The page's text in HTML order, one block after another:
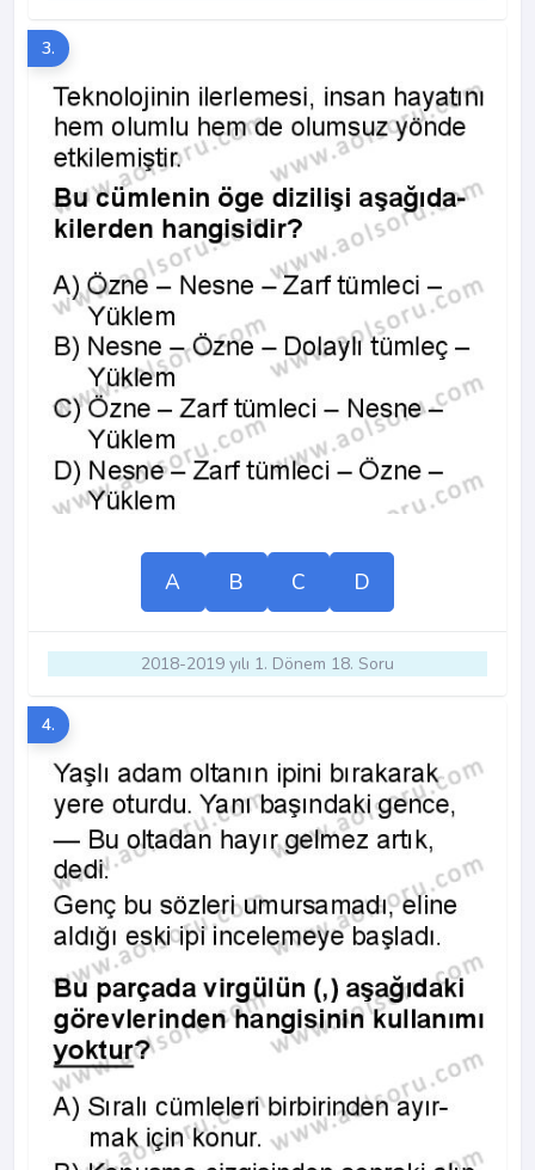
3.
A B C D
2018-2019 yılı 1. Dönem 18. Soru
4.